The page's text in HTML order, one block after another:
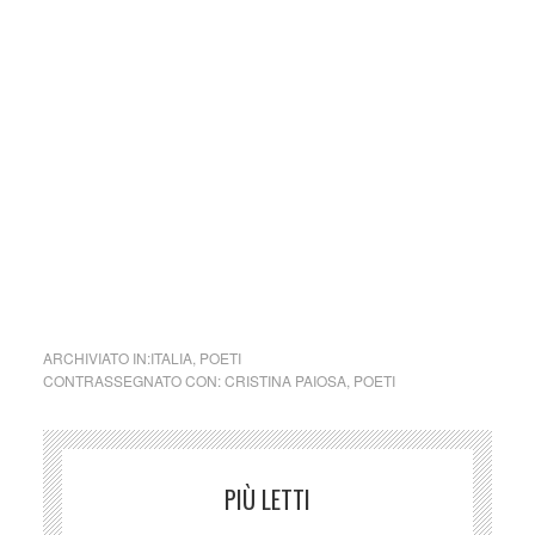
ARCHIVIATO IN:ITALIA, POETI
CONTRASSEGNATO CON:CRISTINA PAIOSA, POETI
PIÙ LETTI